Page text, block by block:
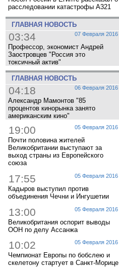
расследовании катастрофы A321
ГЛАВНАЯ НОВОСТЬ
07 Февраля 2016
03:34
Профессор, экономист Андрей
Заостровцев "Россия это
токсичный актив"
ГЛАВНАЯ НОВОСТЬ
06 Февраля 2016
04:18
Александр Мамонтов "85
процентов кинорынка занято
американским кино"
05 Февраля 2016
19:00
Почти половина жителей
Великобритании выступают за
выход страны из Европейского
союза
05 Февраля 2016
17:55
Кадыров выступил против
объединения Чечни и Ингушетии
05 Февраля 2016
13:00
Великобритания оспорит выводы
ООН по делу Ассанжа
05 Февраля 2016
10:02
Чемпионат Европы по бобслею и
скелетону стартует в Санкт-Морице